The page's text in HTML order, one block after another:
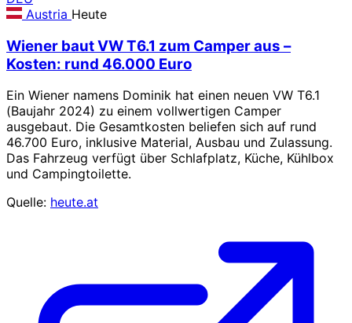
Austria Heute
Wiener baut VW T6.1 zum Camper aus –
Kosten: rund 46.000 Euro
Ein Wiener namens Dominik hat einen neuen VW T6.1
(Baujahr 2024) zu einem vollwertigen Camper
ausgebaut. Die Gesamtkosten beliefen sich auf rund
46.700 Euro, inklusive Material, Ausbau und Zulassung.
Das Fahrzeug verfügt über Schlafplatz, Küche, Kühlbox
und Campingtoilette.
Quelle: heute.at